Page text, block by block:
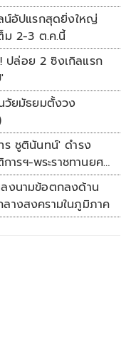
น์อัปแรกสุดยิ่งใหญ่
ม 2-3 ต.ค.นี้
ล่อย 2 ซิงเกิลแรก
วัยมัธยมตั้งวง
ร ชูตินันทน์' ดำรง
ารฯ-พระราชทานยศ
งนามข้อตกลงด้าน
ลางสงครามในภูมิภาค